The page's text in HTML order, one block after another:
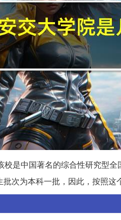
校是中国著名的综合性研究型
次为本科一批，因此，按照这